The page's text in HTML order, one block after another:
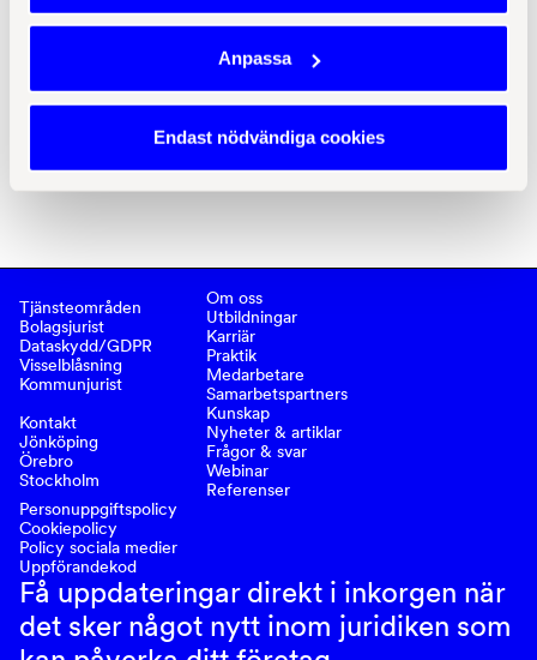
ditt samtycke genom att klicka på ikonen i det nedre
Anpassa
Endast nödvändiga cookies
Dataskyddsjurist
Visselblåsning
Kommunjurist
Tjänsteområden
Bolagsjurist
Dataskydd/GDPR
Visselblåsning
Kommunjurist
Om oss
Utbildningar
Karriär
Praktik
Medarbetare
Samarbetspartners
Kontakt
Jönköping
Örebro
Stockholm
Kunskap
Nyheter & artiklar
Frågor & svar
Webinar
Referenser
Personuppgiftspolicy
Cookiepolicy
Policy sociala medier
Uppförandekod
Få uppdateringar direkt i inkorgen när
det sker något nytt inom juridiken som